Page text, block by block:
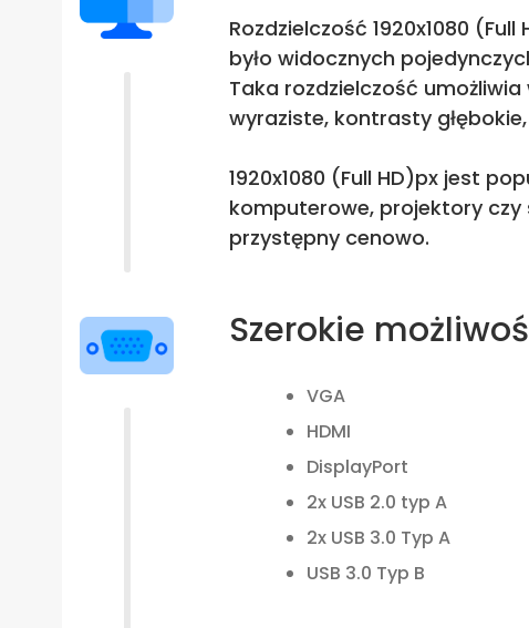
Rozdzielczość 1920x1080
było widocznych
Taka rozdzielczość
wyraziste, kontrasty
1920x1080 (Full HD)px jest
komputerowe, projektory
przystępny cenowo.
Szerokie
VGA
HDMI
DisplayPort
2x USB 2.0 typ A
2x USB 3.0 Typ A
USB 3.0 Typ B